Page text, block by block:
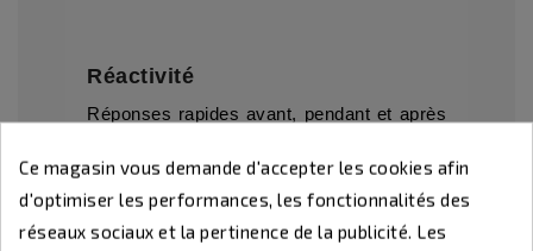
Réactivité
Réponses rapides avant, pendant et après
Suivi
Ce magasin vous demande d'accepter les cookies afin
d'optimiser les performances, les fonctionnalités des
réseaux sociaux et la pertinence de la publicité. Les